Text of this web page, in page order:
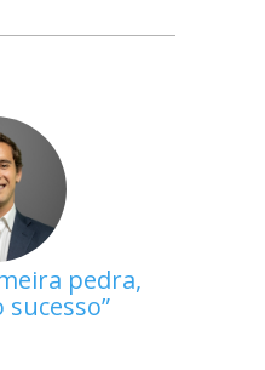
pedra,
sucesso